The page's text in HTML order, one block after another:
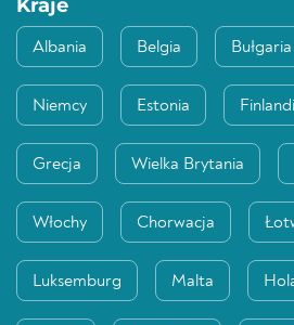
Kraje
Albania Belgia Bułgaria
Niemcy Estonia
Grecja Wielka Brytania
Włochy Chorwacja
Luksemburg Malta